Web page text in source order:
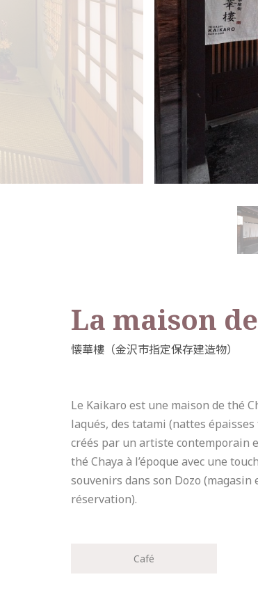
La maison
Le Kaikaro est une maison de thé
laqués, des tatami (nattes
créés par un artiste contemporain
thé Chaya à l’époque avec une
souvenirs dans son Dozo
réservation).
Café